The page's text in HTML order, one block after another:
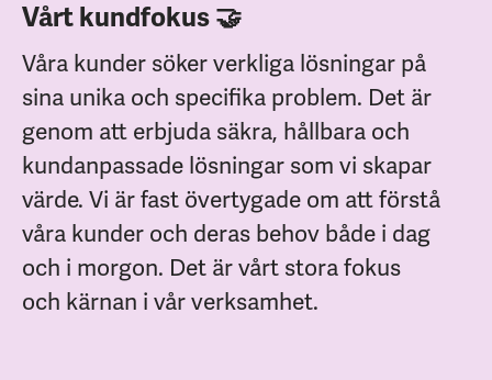
Vårt kundfokus 🤝
Våra kunder söker verkliga lösningar på
sina unika och specifika problem. Det är
genom att erbjuda säkra, hållbara och
kundanpassade lösningar som vi skapar
värde. Vi är fast övertygade om att förstå
våra kunder och deras behov både i dag
och i morgon. Det är vårt stora fokus
och kärnan i vår verksamhet.